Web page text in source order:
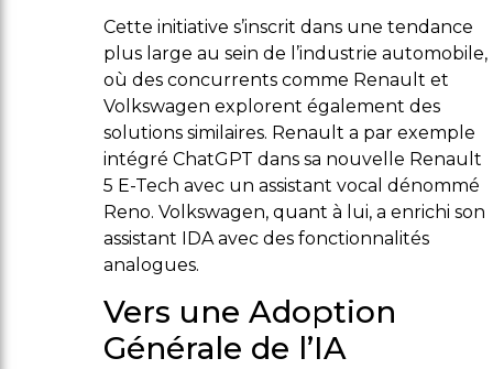
Cette initiative s’inscrit dans une tendance
plus large au sein de l’industrie automobile,
où des concurrents comme Renault et
Volkswagen explorent également des
solutions similaires. Renault a par exemple
intégré ChatGPT dans sa nouvelle Renault
5 E-Tech avec un assistant vocal dénommé
Reno. Volkswagen, quant à lui, a enrichi son
assistant IDA avec des fonctionnalités
analogues.
Vers une Adoption
Générale de l’IA